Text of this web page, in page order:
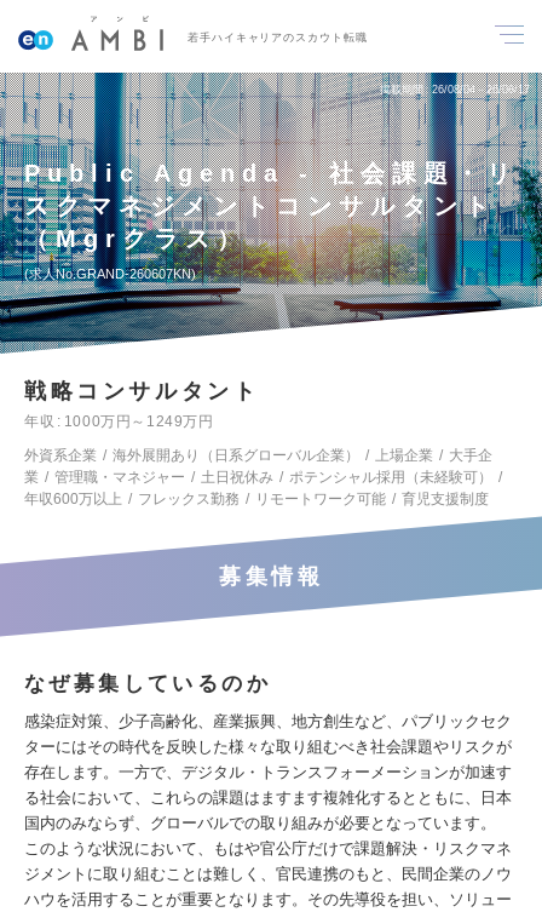
若手ハイキャリアのスカウト転職
掲載期間 26/08/04～26/08/17
Public Agenda - 社会課題・リ
スクマネジメントコンサルタント
（Mgrクラス）
求人No.GRAND-260607KN
戦略コンサルタント
年収
1000万円～1249万円
外資系企業
海外展開あり（日系グローバル企業） 上場企業
大手企
業
管理職・マネジャー 土日祝休み
ポテンシャル採用（未経験可）
年収600万以上
フレックス勤務 リモートワーク可能 育児支援制度
募集情報
なぜ募集しているのか
感染症対策、少子高齢化、産業振興、地方創生など、パブリックセク
ターにはその時代を反映した様々な取り組むべき社会課題やリスクが
存在します。一方で、デジタル・トランスフォーメーションが加速す
る社会において、これらの課題はますます複雑化するとともに、日本
国内のみならず、グローバルでの取り組みが必要となっています。
このような状況において、もはや官公庁だけで課題解決・リスクマネ
ジメントに取り組むことは難しく、官民連携のもと、民間企業のノウ
ハウを活用することが重要となります。その先導役を担い、ソリュー